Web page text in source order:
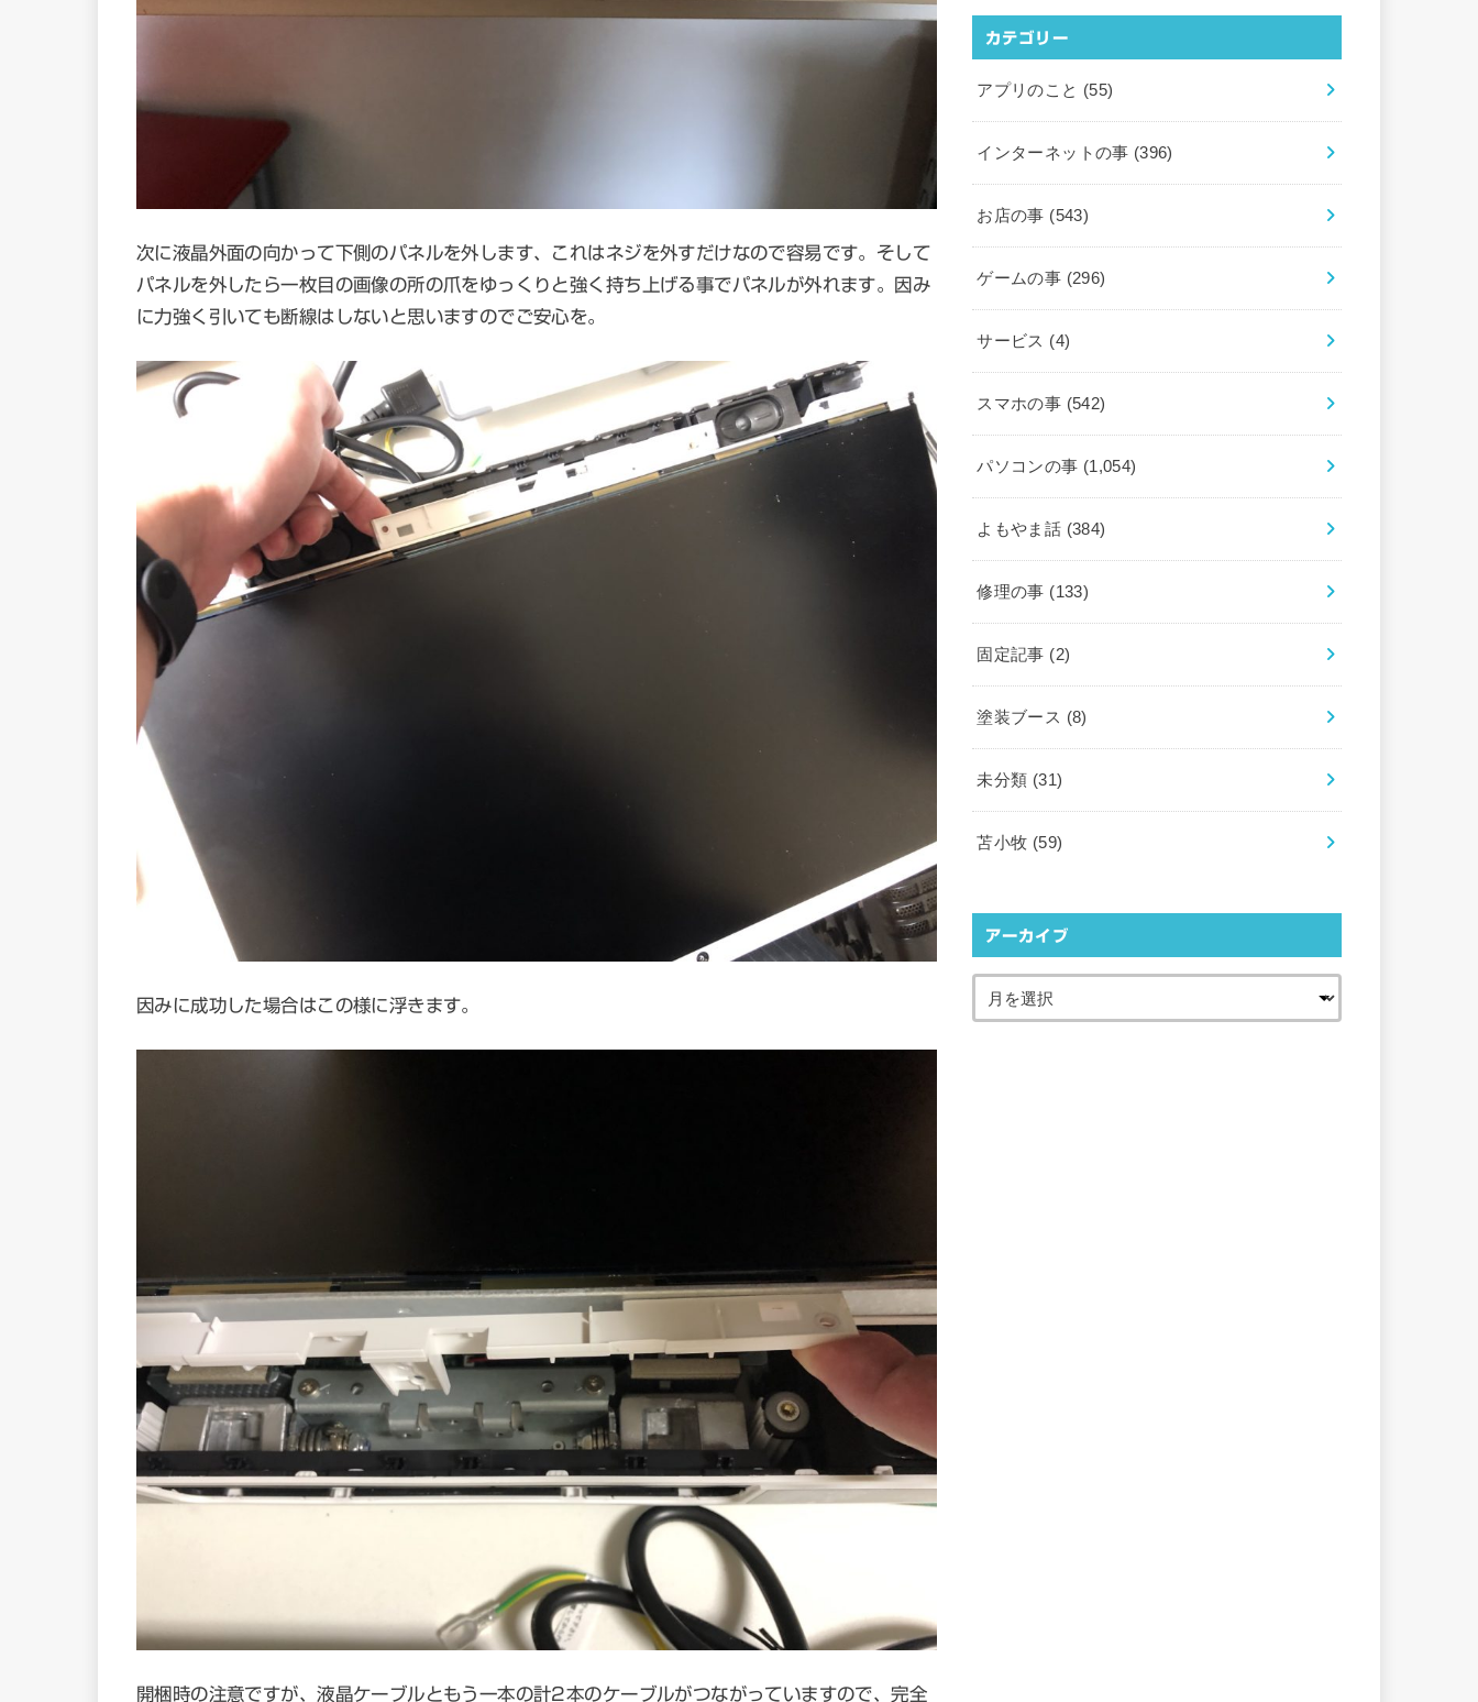
次に液晶外面の向かって下側のパネルを外します、これはネジを外すだけなので容易です。そして
パネルを外したら一枚目の画像の所の爪をゆっくりと強く持ち上げる事でパネルが外れます。因み
に力強く引いても断線はしないと思いますのでご安心を。
因みに成功した場合はこの様に浮きます。
開梱時の注意ですが、液晶ケーブルともう一本の計2本のケーブルがつながっていますので、完全
カテゴリー
アプリのこと (55)
インターネットの事 (396)
お店の事 (543)
ゲームの事 (296)
サービス (4)
スマホの事 (542)
パソコンの事 (1,054)
よもやま話 (384)
修理の事 (133)
固定記事 (2)
塗装ブース (8)
未分類 (31)
苫小牧 (59)
アーカイブ